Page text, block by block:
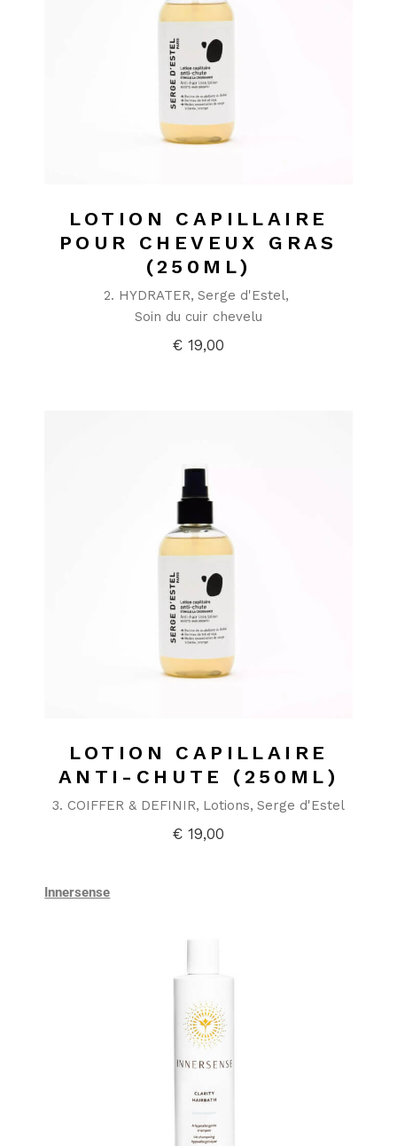
LOTION CAPILLAIRE
POUR CHEVEUX GRAS
(250ML)
2. HYDRATER Serge d'Estel
Soin du cuir chevelu
€ 19,00
LOTION CAPILLAIRE
ANTI-CHUTE (250ML)
3. COIFFER & DEFINIR Lotions Serge d'Estel
€ 19,00
Innersense